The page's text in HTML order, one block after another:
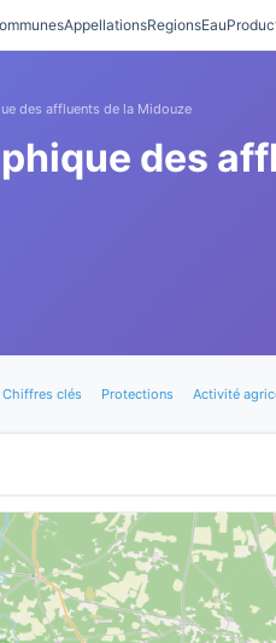
AppellationsRegionsEau
des affluents de la Midouze
des
Chiffres clés Protections Activité